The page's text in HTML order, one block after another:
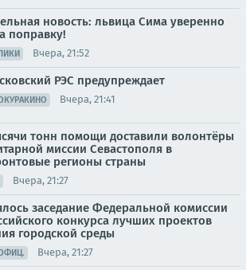
новость: львица Сима уверенно
поправку!
Вчера, 21:52
РЭС предупреждает
Вчера, 21:41
тонн помощи доставили волонтёры
миссии Севастополя в
регионы страны
Вчера, 21:27
заседание Федеральной комиссии
конкурса лучших проектов
городской среды
Вчера, 21:27